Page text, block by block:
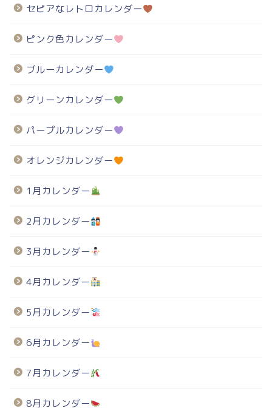
セピアなレトロカレンダー
ピンク色カレンダー
ブルーカレンダー
グリーンカレンダー
パープルカレンダー
オレンジカレンダー
1月カレンダー
2月カレンダー
3月カレンダー
4月カレンダー
5月カレンダー
6月カレンダー
7月カレンダー
8月カレンダー